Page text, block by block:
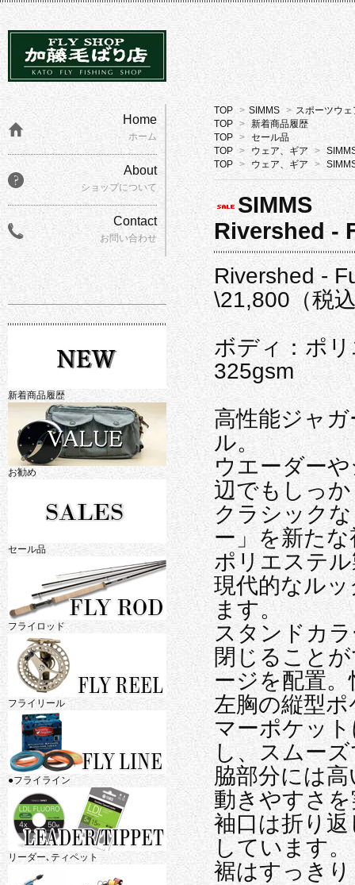
TOP > SIMMS > スポーツウェ
TOP > 新着商品履歴
TOP > セール品
TOP > ウェア、ギア >
TOP > ウェア、ギア >
SIMMS
Rivershed -
Rivershed -
\21,800（税
ボディ：ポ
325gsm
高性能ジャ
ル。
ウエーダー
辺でもしっ
クラシック
ー」を新た
ポリエステ
現代的なル
ます。
スタンドカ
閉じること
ージを配置
左胸の縦型
マーポケッ
し、スムー
脇部分には
動きやすさ
袖口は折り
しています。
裾はすっき
Home
ホーム
About
ショップについて
Contact
お問い合わせ
新着商品履歴
お勧め
セール品
フライロッド
フライリール
●フライライン
リーダー､ティペット